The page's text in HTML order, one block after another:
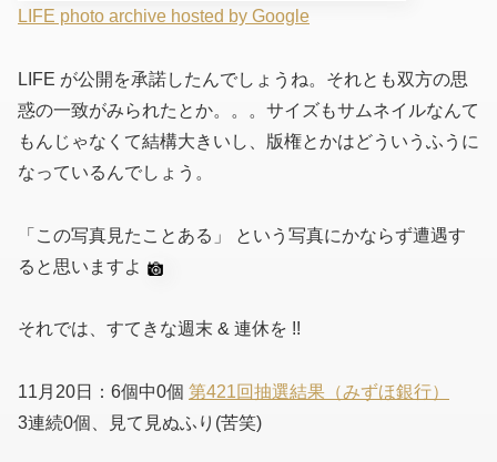
LIFE photo archive hosted by Google
LIFE が公開を承諾したんでしょうね。それとも双方の思
惑の一致がみられたとか。。。サイズもサムネイルなんて
もんじゃなくて結構大きいし、版権とかはどういうふうに
なっているんでしょう。
「この写真見たことある」 という写真にかならず遭遇す
ると思いますよ
それでは、すてきな週末 & 連休を !!
11月20日：6個中0個 第421回抽選結果（みずほ銀行）
3連続0個、見て見ぬふり(苦笑)